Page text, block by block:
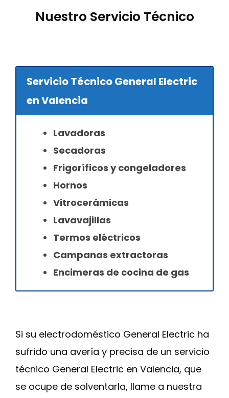
Nuestro Servicio Técnico
Servicio Técnico General Electric
en Valencia
Lavadoras
Secadoras
Frigoríficos y congeladores
Hornos
Vitrocerámicas
Lavavajillas
Termos eléctricos
Campanas extractoras
Encimeras de cocina de gas
Si su electrodoméstico General Electric ha
sufrido una avería y precisa de un servicio
técnico General Electric en Valencia, que
se ocupe de solventarla, llame a nuestra